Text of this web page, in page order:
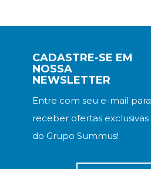
CADASTRE-SE EM
NOSSA
NEWSLETTER
Entre com seu e-mail para
receber ofertas exclusivas
do Grupo Summus!